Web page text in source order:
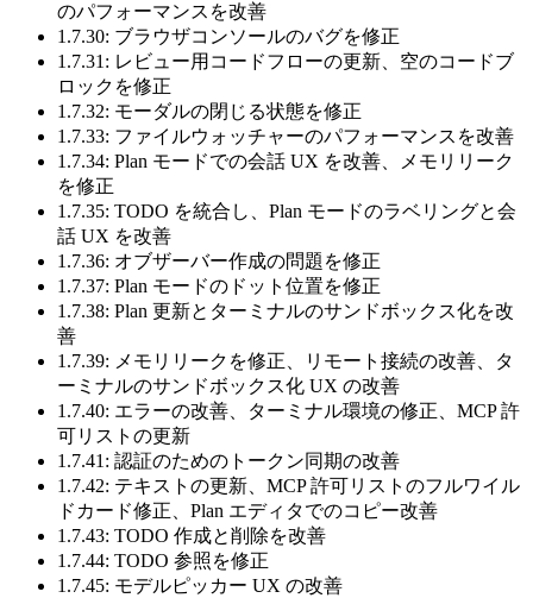
のパフォーマンスを改善
1.7.30: ブラウザコンソールのバグを修正
1.7.31: レビュー用コードフローの更新、空のコードブ
ロックを修正
1.7.32: モーダルの閉じる状態を修正
1.7.33: ファイルウォッチャーのパフォーマンスを改善
1.7.34: Plan モードでの会話 UX を改善、メモリリーク
を修正
1.7.35: TODO を統合し、Plan モードのラベリングと会
話 UX を改善
1.7.36: オブザーバー作成の問題を修正
1.7.37: Plan モードのドット位置を修正
1.7.38: Plan 更新とターミナルのサンドボックス化を改
善
1.7.39: メモリリークを修正、リモート接続の改善、タ
ーミナルのサンドボックス化 UX の改善
1.7.40: エラーの改善、ターミナル環境の修正、MCP 許
可リストの更新
1.7.41: 認証のためのトークン同期の改善
1.7.42: テキストの更新、MCP 許可リストのフルワイル
ドカード修正、Plan エディタでのコピー改善
1.7.43: TODO 作成と削除を改善
1.7.44: TODO 参照を修正
1.7.45: モデルピッカー UX の改善